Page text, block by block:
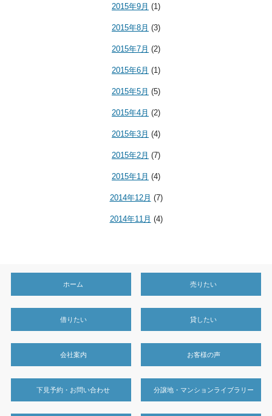
2015年9月 (1)
2015年8月 (3)
2015年7月 (2)
2015年6月 (1)
2015年5月 (5)
2015年4月 (2)
2015年3月 (4)
2015年2月 (7)
2015年1月 (4)
2014年12月 (7)
2014年11月 (4)
ホーム 売りたい
借りたい 貸したい
会社案内 お客様の声
下見予約・お問い合わせ 分譲地・マンションライブラリー